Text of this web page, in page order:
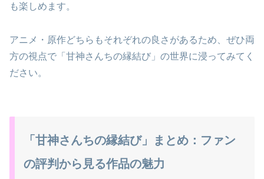
も楽しめます。
アニメ・原作どちらもそれぞれの良さがあるため、ぜひ両
方の視点で「甘神さんちの縁結び」の世界に浸ってみてく
ださい。
「甘神さんちの縁結び」まとめ：ファン
の評判から見る作品の魅力